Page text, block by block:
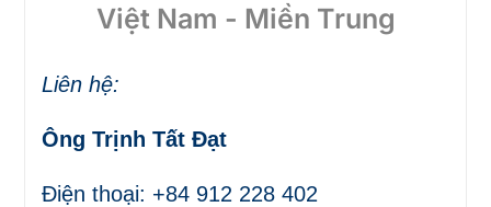
Việt Nam - Miền Trung
Liên hệ:
Ông Trịnh Tất Đạt
Điện thoại: +84 912 228 402